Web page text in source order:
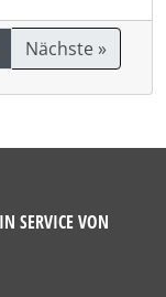
Nächste »
SERVICE VON